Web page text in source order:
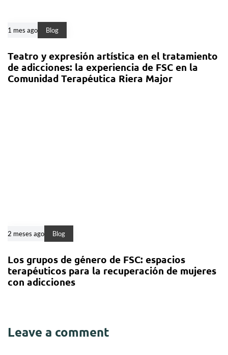
1 mes ago Blog
Teatro y expresión artística en el tratamiento
de adicciones: la experiencia de FSC en la
Comunidad Terapéutica Riera Major
2 meses ago Blog
Los grupos de género de FSC: espacios
terapéuticos para la recuperación de mujeres
con adicciones
Leave a comment